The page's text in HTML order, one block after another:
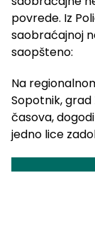
povrede. Iz
saobraćajnoj
saopšteno:
Na
Sopotnik, grad
časova,
jedno lice